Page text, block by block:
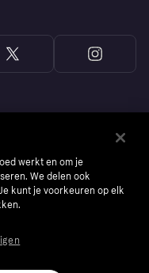
werkt en om je
We delen ook
kunt je voorkeuren op elk